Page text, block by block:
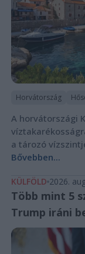
Horvátország
A horvátországi
a tározó
Bővebben...
KÜLFÖLD 2026.
Több mint 5
Trump iráni